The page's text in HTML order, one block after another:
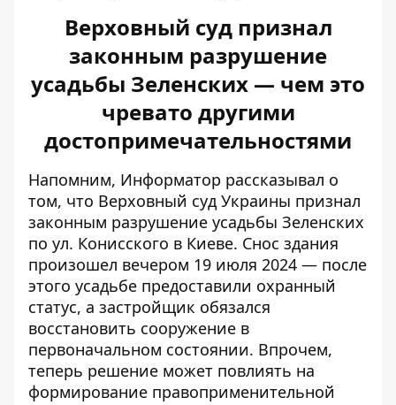
Верховный суд признал
законным разрушение
усадьбы Зеленских — чем это
чревато другими
достопримечательностями
Напомним, Информатор рассказывал о
том, что Верховный суд Украины признал
законным разрушение усадьбы Зеленских
по ул. Конисского в Киеве. Снос здания
произошел вечером 19 июля 2024 — после
этого усадьбе предоставили охранный
статус, а застройщик обязался
восстановить сооружение в
первоначальном состоянии. Впрочем,
теперь решение может повлиять на
формирование правоприменительной